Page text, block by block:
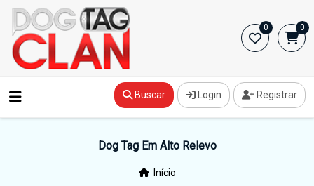
0 0
Buscar Login Registrar
Dog Tag Em Alto Relevo
Início